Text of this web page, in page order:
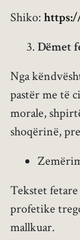
Shiko:
Dëmet
Nga
pastër me të
morale,
shoqërinë,
Tekstet
profetike
mallkuar.